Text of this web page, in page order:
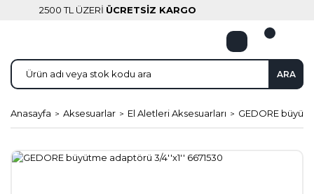
2500 TL ÜZERİ ÜCRETSİZ KARGO
ARA
Anasayfa Aksesuarlar El Aletleri Aksesuarları GEDORE